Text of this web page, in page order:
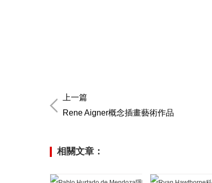
上一篇
Rene Aigner概念插畫藝術作品
相關文章：